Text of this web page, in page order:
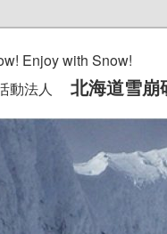
Enjoy with Snow!
動法人
北海道雪崩